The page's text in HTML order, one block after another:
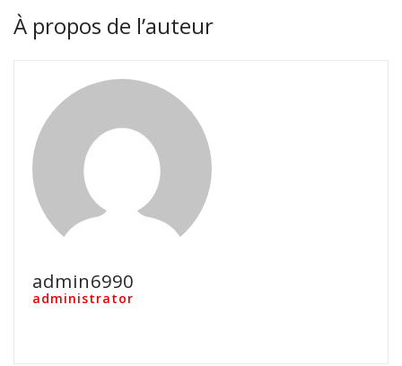
À propos de l’auteur
admin6990
administrator